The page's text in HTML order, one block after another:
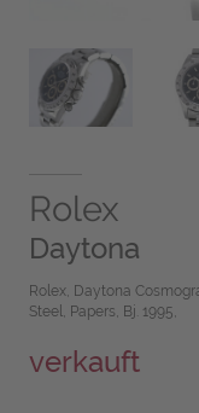
Rolex
Daytona
Rolex, Daytona
Steel, Papers, Bj. 1995,
verkauft